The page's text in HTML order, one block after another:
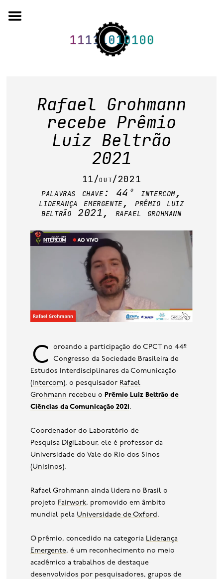
to
quem somos
artigos em periódicos
anais de eventos
capítulos de livros
editorial
base de dados
publicações na mídia
Rafael Grohmann
recebe Prêmio
Luiz Beltrão
2021
11/out/2021
palavras chave: 44º intercom,
liderança emergente, prêmio luiz
beltrão 2021, rafael grohmann
Coroando a participação do CPCT no 44º
Congresso da Sociedade Brasileira de
Estudos Interdisciplinares da Comunicação
( Intercom), o pesquisador Rafael
Grohmann recebeu o Prêmio Luiz Beltrão de
Ciências da Comunicação 2021.
Coordenador do Laboratório de
Pesquisa DigiLabour, ele é professor da
Universidade do Vale do Rio dos Sinos
(Unisinos).
Rafael Grohmann ainda lidera no Brasil o
projeto Fairwork, promovido em âmbito
mundial pela Universidade de Oxford .
O prêmio, concedido na categoria Liderança
Emergente, é um reconhecimento no meio
acadêmico a trabalhos de destaque
desenvolvidos por pesquisadores, grupos de